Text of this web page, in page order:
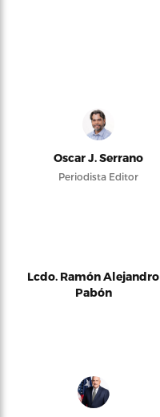
Oscar J. Serrano
Periodista Editor
Lcdo. Ramón Alejandro
Pabón